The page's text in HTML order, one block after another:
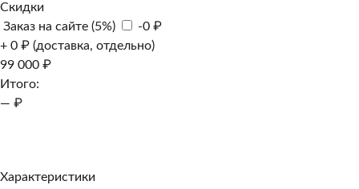
Скидки
Заказ на сайте (5%)
-0 ₽
+ 0 ₽ (доставка, отдельно)
99 000 ₽
Итого:
— ₽
Характеристики